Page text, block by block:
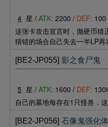
4 星 / ATK: 2200 / DEF: 100
这张卡攻击宣言时，抛硬币猜
猜错的场合自己失去一半LP再
[BE2-JP055] 影之食尸鬼
5 星 / ATK: 1600 / DEF:
自己的墓地每存在1只怪兽，
[BE2-JP056] 石像鬼强化体